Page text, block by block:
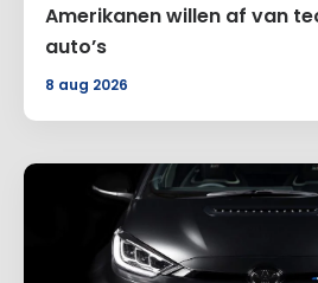
Amerikanen willen af van
auto’s
8 aug 2026